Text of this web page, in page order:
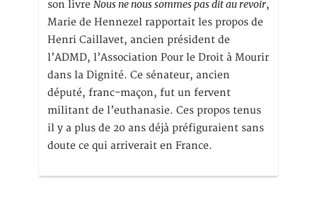
son livre Nous ne nous sommes pas dit au revoir,
Marie de Hennezel rapportait les propos de
Henri Caillavet, ancien président de
l’ADMD, l’Association Pour le Droit à Mourir
dans la Dignité. Ce sénateur, ancien
député, franc-maçon, fut un fervent
militant de l’euthanasie. Ces propos tenus
il y a plus de 20 ans déjà préfiguraient sans
doute ce qui arriverait en France.